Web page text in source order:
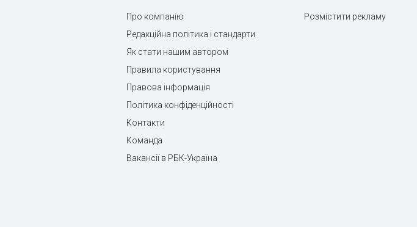
Про компанію
Редакційна політика і стандарти
Як стати нашим автором
Правила користування
Правова інформація
Політика конфіденційності
Контакти
Команда
Вакансії в РБК-Україна
Розмістити рекламу